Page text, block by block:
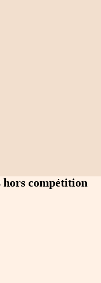
hors compétition